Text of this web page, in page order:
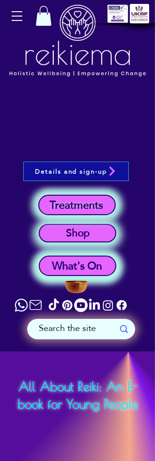
What's On
Shop
Treatments
Details and sign-up
All About Reiki: An E-
book for Young People